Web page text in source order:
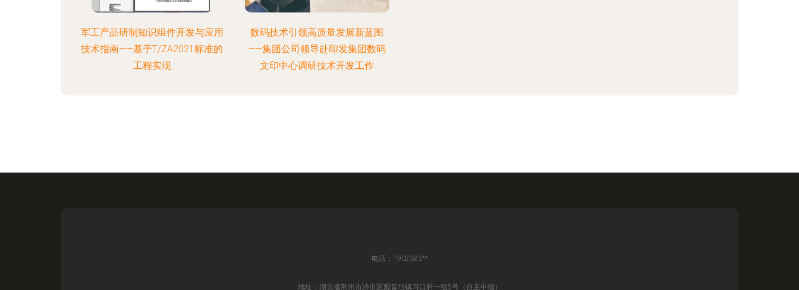
军工产品研制知识组件开发与应用
技术指南——基于T/ZA2021标准的
工程实现
数码技术引领高质量发展新蓝图
——集团公司领导赴印发集团数码
文印中心调研技术开发工作
电话：1902383**
地址：湖北省荆州市沙市区观音垱镇习口村一组5号（自主申报）